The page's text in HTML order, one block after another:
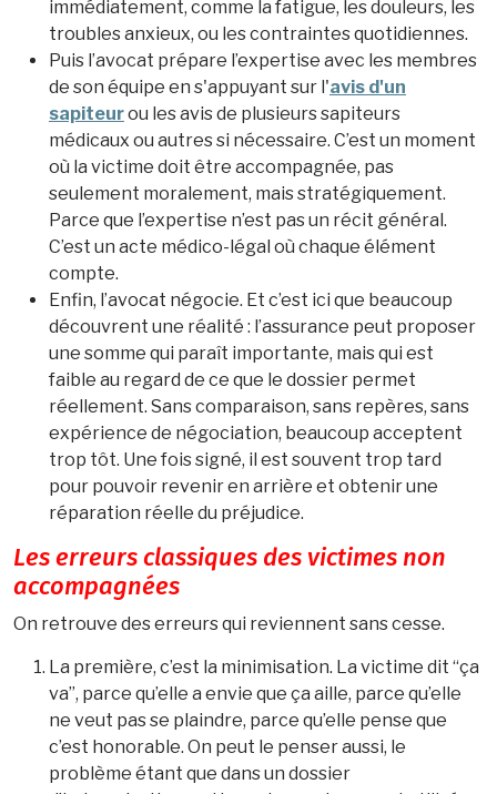
immédiatement, comme la fatigue, les douleurs, les
troubles anxieux, ou les contraintes quotidiennes.
Puis l’avocat prépare l’expertise avec les membres
de son équipe en s'appuyant sur l'avis d'un
sapiteurou les avis de plusieurs sapiteurs
médicaux ou autres si nécessaire. C’est un moment
où la victime doit être accompagnée, pas
seulement moralement, mais stratégiquement.
Parce que l’expertise n’est pas un récit général.
C’est un acte médico-légal où chaque élément
compte.
Enfin, l’avocat négocie. Et c’est ici que beaucoup
découvrent une réalité : l’assurance peut proposer
une somme qui paraît importante, mais qui est
faible au regard de ce que le dossier permet
réellement. Sans comparaison, sans repères, sans
expérience de négociation, beaucoup acceptent
trop tôt. Une fois signé, il est souvent trop tard
pour pouvoir revenir en arrière et obtenir une
réparation réelle du préjudice.
Les erreurs classiques des victimes non
accompagnées
On retrouve des erreurs qui reviennent sans cesse.
La première, c’est la minimisation. La victime dit “ça
va”, parce qu’elle a envie que ça aille, parce qu’elle
ne veut pas se plaindre, parce qu’elle pense que
c’est honorable. On peut le penser aussi, le
problème étant que dans un dossier